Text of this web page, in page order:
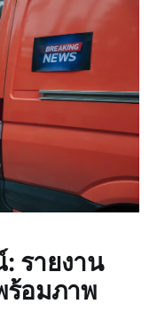
รายงาน
ร้อมภาพ